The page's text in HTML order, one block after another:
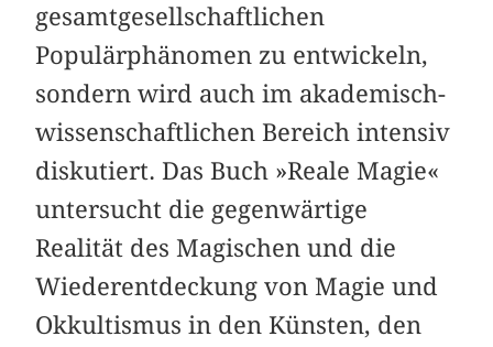
gesamt­gesellschaftlichen
Populärphänomen zu entwickeln,
sondern wird auch im akademisch-
wissenschaftlichen Bereich intensiv
diskutiert. Das Buch »Reale Magie«
untersucht die gegenwärtige
Realität des Magischen und die
Wiederentdeckung von Magie und
Okkultismus in den Künsten, den